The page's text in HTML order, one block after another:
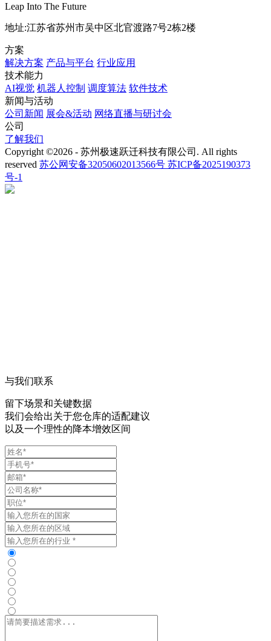
Leap Into The Future
地址:江苏省苏州市吴中区北官渡路7号2栋2楼
方案
解决方案 产品与平台 行业应用
技术能力
AI视觉 机器人控制 调度算法 软件技术
新闻与活动
公司新闻 展会&活动 网络直播与研讨会
公司
了解我们
Copyright ©2026 - 苏州极速跃迁科技有限公司. All rights
reserved 苏公网安备32050602013566号 苏ICP备2025190373
号-1
与我们联系
留下场景和关键数据
我们会给出关于您仓库的适配建议
以及一个理性的降本增效区间